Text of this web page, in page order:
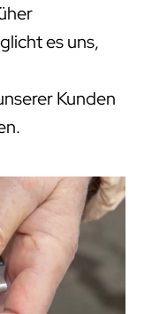
es uns,
Kunden